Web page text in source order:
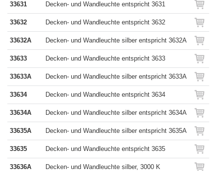
33631 Decken- und Wandleuchte entspricht 3631
33632 Decken- und Wandleuchte entspricht 3632
33632A Decken- und Wandleuchte silber entspricht 3632A
33633 Decken- und Wandleuchte entspricht 3633
33633A Decken- und Wandleuchte silber entspricht 3633A
33634 Decken- und Wandleuchte entspricht 3634
33634A Decken- und Wandleuchte silber entspricht 3634A
33635A Decken- und Wandleuchte silber entspricht 3635A
33635 Decken- und Wandleuchte entspricht 3635
33636A Decken- und Wandleuchte silber, 3000 K